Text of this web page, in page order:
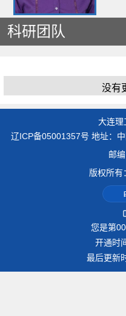
科研团队
没有
大连理
辽ICP备05001357号 地址：
邮
版权所有
您是第
开通时
最后更新